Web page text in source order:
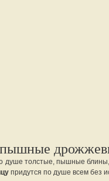
душе толстые, пышные блины,
придутся по душе всем без